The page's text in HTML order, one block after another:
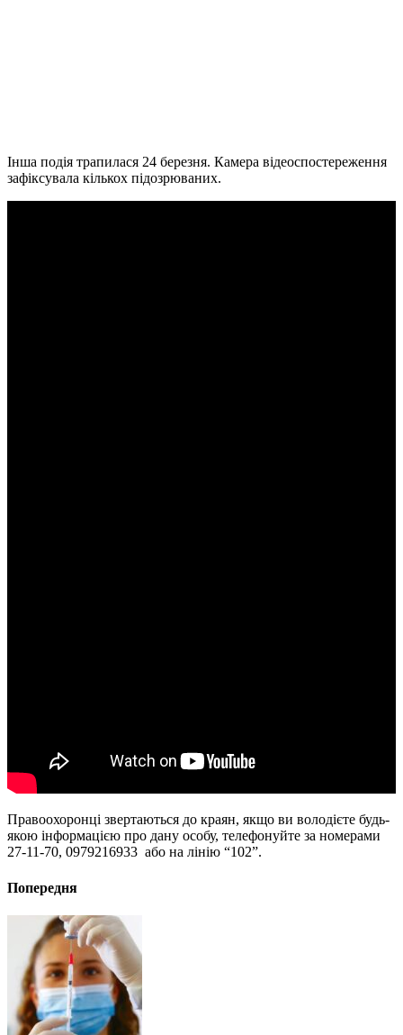
Інша подія трапилася 24 березня. Камера відеоспостереження
зафіксувала кількох підозрюваних.
Правоохоронці звертаються до краян, якщо ви володієте будь-
якою інформацією про дану особу, телефонуйте за номерами
27-11-70, 0979216933 або на лінію “102”.
Попередня